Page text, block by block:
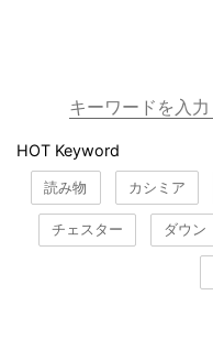
HOT Keyword
読み物 カシミア
チェスター ダウン